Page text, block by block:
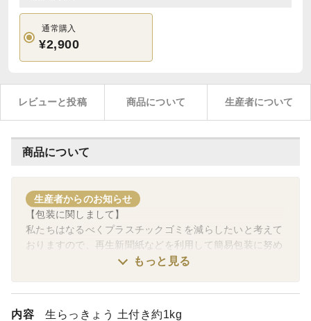
通常購入
¥2,900
レビューと投稿 商品について 生産者について
商品について
生産者からのお知らせ
【包装に関しまして】
私たちはなるべくプラスチックゴミを減らしたいと考えて
おりますので、再生新聞紙などを利用して簡易包装に努め
ております。ですがご希望の方には個別の包装も行います
もっと見る
内容 生らっきょう 土付き約1kg